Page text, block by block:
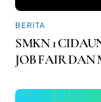
BERITA
SMKN 1
JOB FAIR DAN